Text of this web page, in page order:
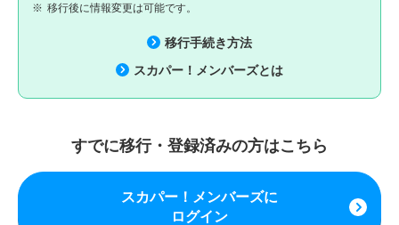
※ 移行後に情報変更は可能です。
移行手続き方法
スカパー！メンバーズとは
すでに移行・登録済みの方はこちら
スカパー！メンバーズに
ログイン